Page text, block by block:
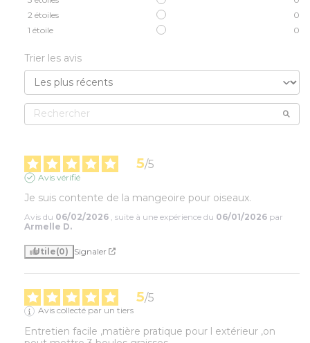
2 étoiles
0
1 étoile 0
Trier les avis
5/5
Avis vérifié
Je suis contente de la mangeoire pour oiseaux.
Avis du 06/02/2026 , suite à une expérience du 06/01/2026 par
Armelle D.
Utile(0) Signaler
5/5
Avis collecté par un tiers
Entretien facile ,matière pratique pour l extérieur ,on